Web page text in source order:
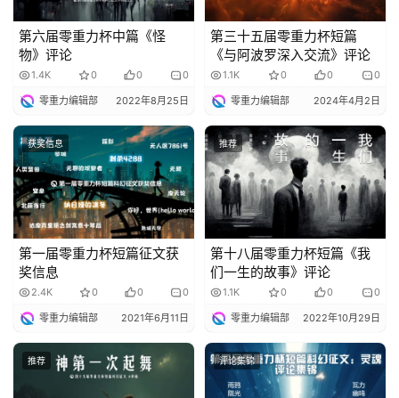
第六届零重力杯中篇《怪
物》评论
1.4K 0 0 0
零重力编辑部 2022年8月25日
第三十五届零重力杯短篇
《与阿波罗深入交流》评论
1.1K 0 0 0
零重力编辑部 2024年4月2日
获奖信息
第一届零重力杯短篇征文获
奖信息
2.4K 0 0 0
零重力编辑部 2021年6月11日
推荐
第十八届零重力杯短篇《我
们一生的故事》评论
1.1K 0 0 0
零重力编辑部 2022年10月29日
推荐 评论集锦